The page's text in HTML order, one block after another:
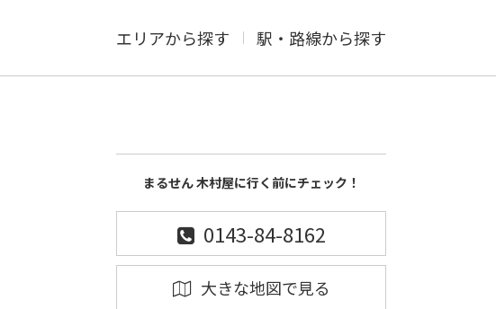
エリアから探す 駅・路線から探す
まるせん 木村屋に行く前にチェック！
0143-84-8162
大きな地図で見る